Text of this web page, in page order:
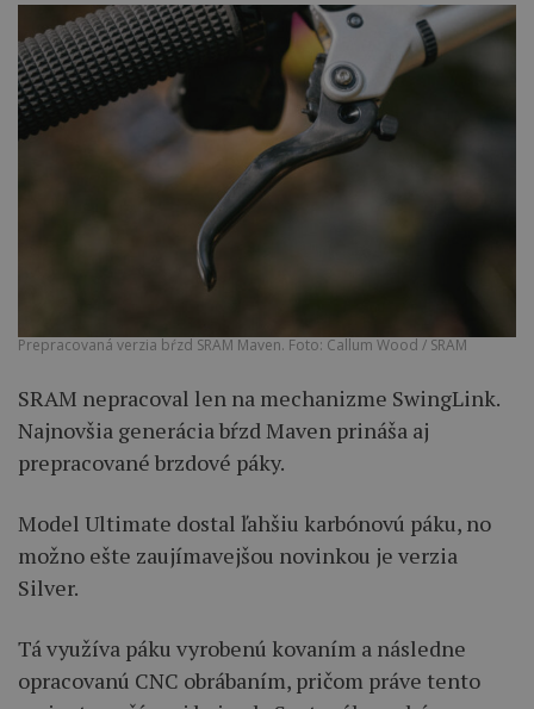
Prepracovaná verzia bŕzd SRAM Maven. Foto: Callum Wood / SRAM
SRAM nepracoval len na mechanizme SwingLink.
Najnovšia generácia bŕzd Maven prináša aj
prepracované brzdové páky.
Model Ultimate dostal ľahšiu karbónovú páku, no
možno ešte zaujímavejšou novinkou je verzia
Silver.
Tá využíva páku vyrobenú kovaním a následne
opracovanú CNC obrábaním, pričom práve tento